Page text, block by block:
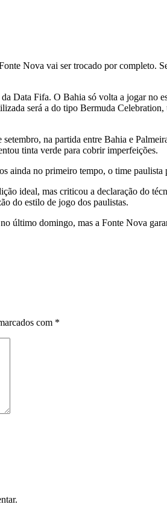
Nova vai ser trocado por completo.
Data Fifa. O Bahia só volta a jogar
será a do tipo Bermuda
na partida entre Bahia e
tinta verde para cobrir imperfeições.
ainda no primeiro tempo, o time
ideal, mas criticou a declaração do
do estilo de jogo dos paulistas.
último domingo, mas a Fonte Nova
com *